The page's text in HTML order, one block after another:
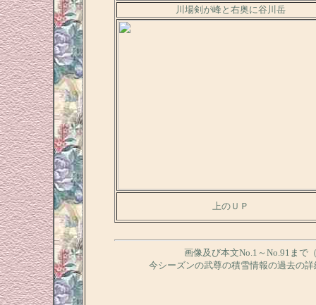
川場剣が峰と右奥に谷川岳
上のＵＰ
画像及び本文No.1～No.91まで
今シーズンの武尊の積雪情報の過去の